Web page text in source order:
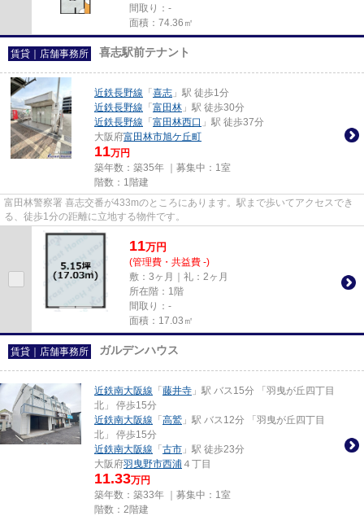
間取り：-
面積：74.36㎡
賃貸｜店舗事務所 喜志駅前テナント
近鉄長野線 「 喜志 」駅 徒歩1分
近鉄長野線 「 富田林 」駅 徒歩30分
近鉄長野線 「 富田林西口 」駅 徒歩37分
大阪府富田林市旭ケ丘町
11万円
築年数：築35年 ｜募集中： 1室
階数：1階建
富田林警察署 喜志交番が433mのところにあります。駅まで歩いてアクセスでき
る、徒歩1分の距離に立地する物件です。
11万円
(管理費・共益費 -)
敷：3ヶ月｜礼：2ヶ月
所在階：1階
間取り：-
面積：17.03㎡
賃貸｜店舗事務所 ガルデンハウス
近鉄南大阪線 「 藤井寺 」駅 バス15分 「羽曳が丘四丁目
北」 停歩15分
近鉄南大阪線 「 高鷲 」駅 バス12分 「羽曳が丘四丁目
北」 停歩15分
近鉄南大阪線 「 古市 」駅 徒歩23分
大阪府羽曳野市西浦 ４丁目
11.33万円
築年数：築33年 ｜募集中： 1室
階数：2階建